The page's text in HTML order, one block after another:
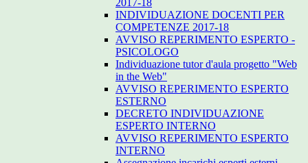
2017-18
INDIVIDUAZIONE DOCENTI PER
COMPETENZE 2017-18
AVVISO REPERIMENTO ESPERTO -
PSICOLOGO
Individuazione tutor d'aula progetto "Web
in the Web"
AVVISO REPERIMENTO ESPERTO
ESTERNO
DECRETO INDIVIDUAZIONE
ESPERTO INTERNO
AVVISO REPERIMENTO ESPERTO
INTERNO